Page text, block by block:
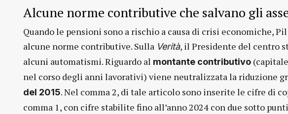
Alcune norme contributive che salvano gli
Quando le pensioni sono a rischio a causa di crisi economiche,
alcune norme contributive. Sulla Verità, il Presidente del centro
alcuni automatismi. Riguardo al montante contributivo
nel corso degli anni lavorativi) viene neutralizzata la riduzione
del 2015. Nel comma 2, di tale articolo sono inserite le cifre di
comma 1, con cifre stabilite fino all’anno 2024 con due sotto